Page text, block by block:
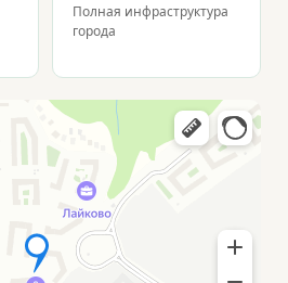
Полная инфраструктура
города